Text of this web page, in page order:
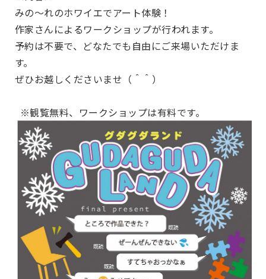
みの～れのホワイエでアート体験！
作家さんによるワークショップが行われます。
予約は不要で、どなたでも自由にご来場いただけま
す。
ぜひお越しくださいませ（＾＾）
※観覧無料、ワークショップは有料です。